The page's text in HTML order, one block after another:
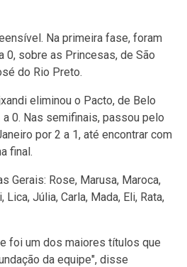
Na primeira fase, foram
0, sobre as Princesas, de São
do Rio Preto.
eliminou o Pacto, de Belo
0. Nas semifinais, passou pelo
por 2 a 1, até encontrar com
final.
Gerais: Rose, Marusa, Maroca,
Lica, Júlia, Carla, Mada, Eli, Rata,
foi um dos maiores títulos que
da equipe", disse